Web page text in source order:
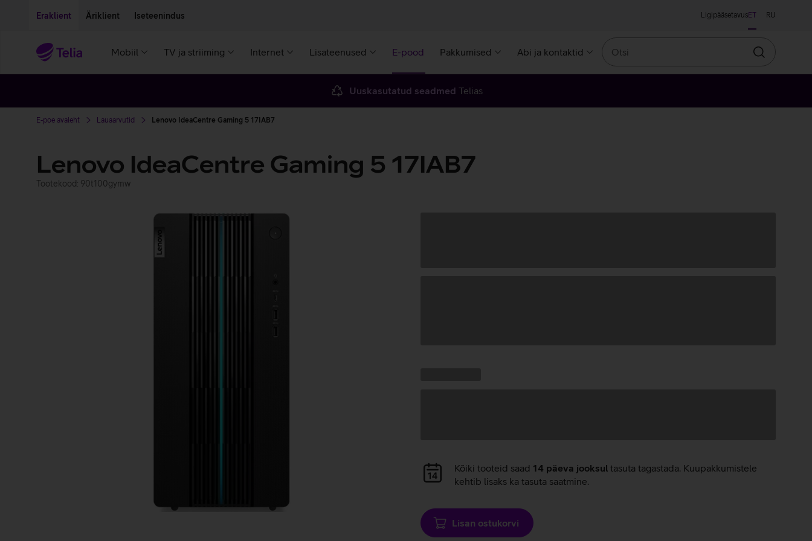
Eraklient Äriklient Iseteenindus LigipääsetavusET RU
Mobiil TV ja striiming Internet Lisateenused E-pood Pakkumised Abi ja kontaktid
Otsin
Uuskasutatud seadmed Telias
E-poe avaleht Lauaarvutid Lenovo IdeaCentre Gaming 5 17IAB7
Lenovo IdeaCentre Gaming 5 17IAB7
Tootekood: 90t100gymw
Andmete
laadimine
Kõiki tooteid saad 14 päeva jooksul tasuta tagastada. Kuupakkumistele
kehtib lisaks ka tasuta saatmine.
Lisan ostukorvi